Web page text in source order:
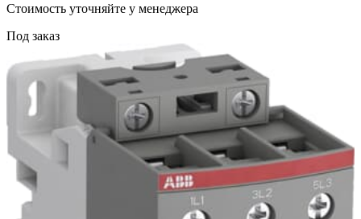
Cтоимость уточняйте у менеджера
Под заказ